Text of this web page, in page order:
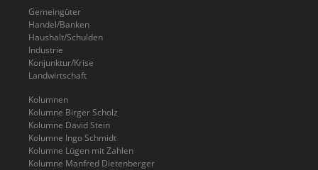
Gemeingüter
Handel/Banken
Haushalt/Schulden
Industrie
Konjunktur/Krise
Landwirtschaft
Kolumnen
Kolumne Birger Scholz
Kolumne David Stein
Kolumne Ingo Schmidt
Kolumne Lügen mit Zahlen
Kolumne Manfred Dietenberger